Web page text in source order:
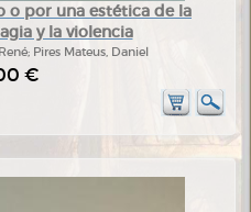
o por una estética de la
y la violencia
Pires Mateus, Daniel
€